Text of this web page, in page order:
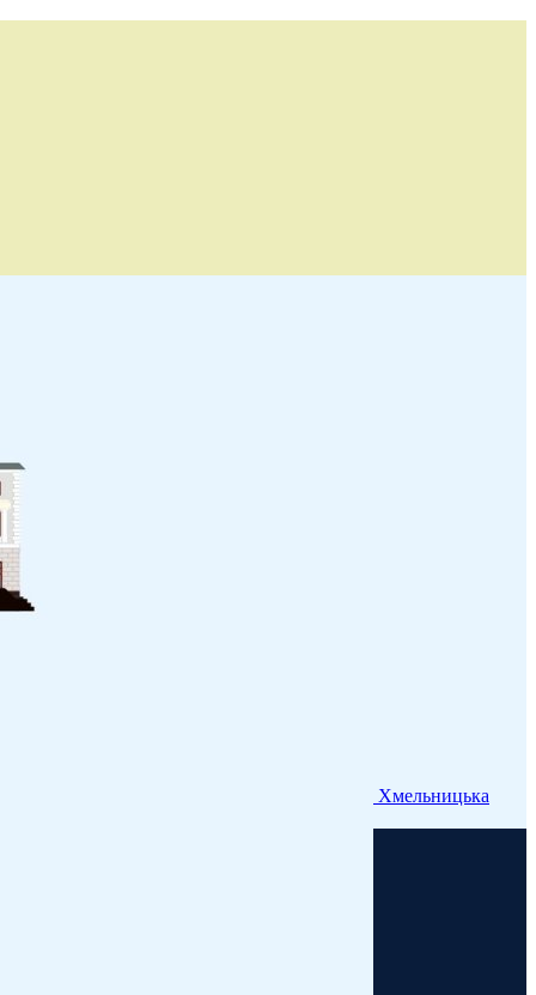
Хмельницька